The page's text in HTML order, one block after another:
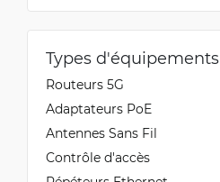
Types d'équipements
Routeurs 5G
Adaptateurs PoE
Antennes Sans Fil
Contrôle d'accès